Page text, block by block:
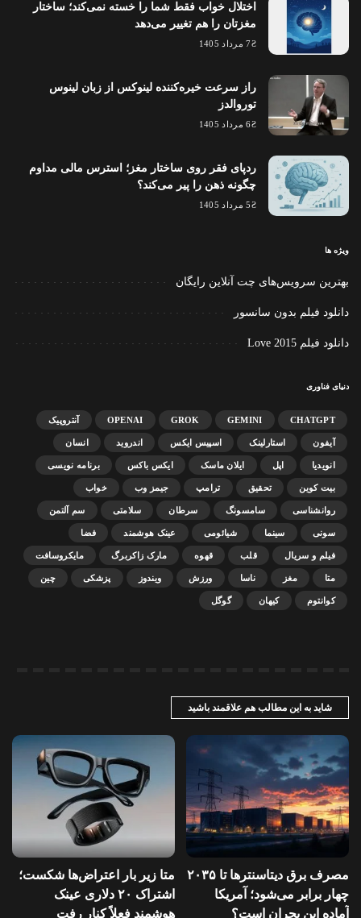
اختلال خواب فقط شما را خسته نمی‌کند؛ ساختار
مغزتان را هم تغییر می‌دهد
7 مرداد 1405
راز سرعت خیره‌کننده لینوکس از زبان لینوس
توروالدز
6 مرداد 1405
ردپای فقر روی ساختار مغز؛ استرس مالی مداوم
چگونه ذهن را پیر می‌کند؟
5 مرداد 1405
ویژه ها
بهترین سرویس‌های چت آنلاین رایگان
دانلود فیلم بدون سانسور
دانلود فیلم Love 2015
دنیای فناوری
CHATGPT
GEMINI
GROK
OPENAI آنتروپیک
آیفون استارلینک اسپیس ایکس اندروید انسان
انویدیا اپل ایلان ماسک ایکس باکس برنامه نویسی
بیت کوین تحقیق ترامپ جیمز وب خواب
روانشناسی سامسونگ سرطان سلامتی سم آلتمن
سونی سینما شیائومی عینک هوشمند فضا
فیلم و سریال قلب قهوه مارک زاکربرگ مایکروسافت
متا مغز ناسا ورزش ویندوز پزشکی چین
کوانتوم کیهان گوگل
شاید به این مطالب هم علاقمند باشید
مصرف برق دیتاسنترها تا ۲۰۳۵
چهار برابر می‌شود؛ آمریکا
آماده این بحران است؟
متا زیر بار اعتراض‌ها شکست؛
اشتراک ۲۰ دلاری عینک
هوشمند فعلاً کنار رفت